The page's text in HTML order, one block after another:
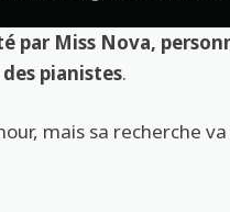
par Miss Nova,
pianistes.
mais sa recherche